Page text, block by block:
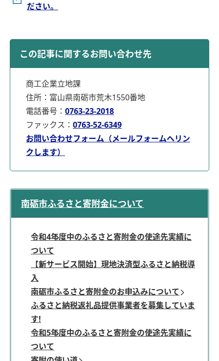
ださい。
この記事に関するお問い合わせ先
商工企業立地課
住所：富山県南砺市荒木1550番地
電話番号： 0763-23-2018
ファックス： 0763-52-6349
お問い合わせフォーム（メールフォームへリン
クします）
南砺市ふるさと寄附金について
令和4年度中のふるさと寄附金の使途先実績に
ついて
【新サービス開始】現地決済型ふるさと納税導
入
南砺市ふるさと寄附金のお申込みについて
ふるさと納税返礼品提供事業者を募集していま
す!
令和5年度中のふるさと寄附金の使途先実績に
ついて